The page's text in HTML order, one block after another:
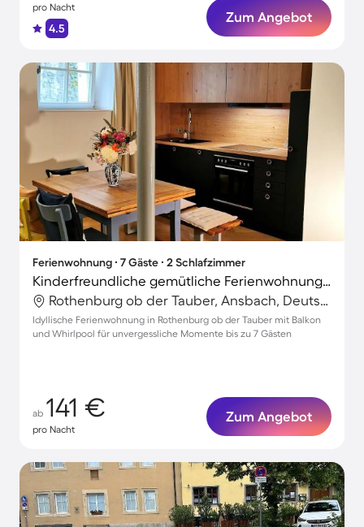
pro Nacht
4.5
Zum Angebot
Ferienwohnung ∙ 7 Gäste ∙ 2 Schlafzimmer
Kinderfreundliche gemütliche Ferienwohnung mit Whirlpool und Terrasse
Rothenburg ob der Tauber, Ansbach, Deutschland
Idyllische Ferienwohnung in Rothenburg ob der Tauber mit Balkon
und Whirlpool für unvergessliche Momente bis zu 7 Gästen
ab 141 €
pro Nacht
Zum Angebot